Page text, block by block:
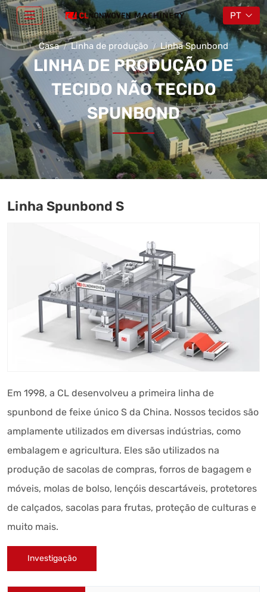
PT
Casa Linha de produção Linha Spunbond
LINHA DE PRODUÇÃO DE
TECIDO NÃO TECIDO
SPUNBOND
Linha Spunbond S
Em 1998, a CL desenvolveu a primeira linha de
spunbond de feixe único S da China. Nossos tecidos são
amplamente utilizados em diversas indústrias, como
embalagem e agricultura. Eles são utilizados na
produção de sacolas de compras, forros de bagagem e
móveis, molas de bolso, lençóis descartáveis, protetores
de calçados, sacolas para frutas, proteção de culturas e
muito mais.
Investigação